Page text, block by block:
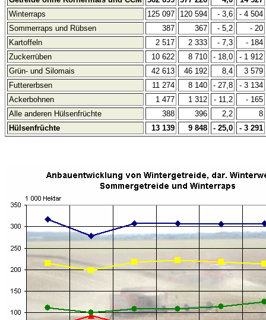
Winterraps
125 097 120 594 - 3,6
- 4 504
Sommerraps und Rübsen
387 367 - 5,2
- 20
Kartoffeln
2 517 2 333 - 7,3
- 184
Zuckerrüben
10 622 8 710 - 18,0
- 1 912
Grün- und Silomais
42 613 46 192 8,4
3 579
Futtererbsen
11 274 8 140 - 27,8
- 3 134
Ackerbohnen
1 477 1 312 - 11,2
- 165
Alle anderen Hülsenfrüchte
388 396 2,2
8
Hülsenfrüchte
13 139 9 848 - 25,0 - 3 291